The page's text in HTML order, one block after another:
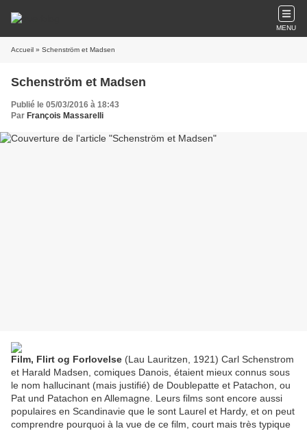
MENU
Accueil » Schenström et Madsen
Schenström et Madsen
Publié le 05/03/2016 à 18:43
Par François Massarelli
Film, Flirt og Forlovelse (Lau Lauritzen, 1921) Carl Schenstrom
et Harald Madsen, comiques Danois, étaient mieux connus sous
le nom hallucinant (mais justifié) de Doublepatte et Patachon, ou
Pat und Patachon en Allemagne. Leurs films sont encore aussi
populaires en Scandinavie que le sont Laurel et Hardy, et on peut
comprendre pourquoi à la vue de ce film, court mais très typique